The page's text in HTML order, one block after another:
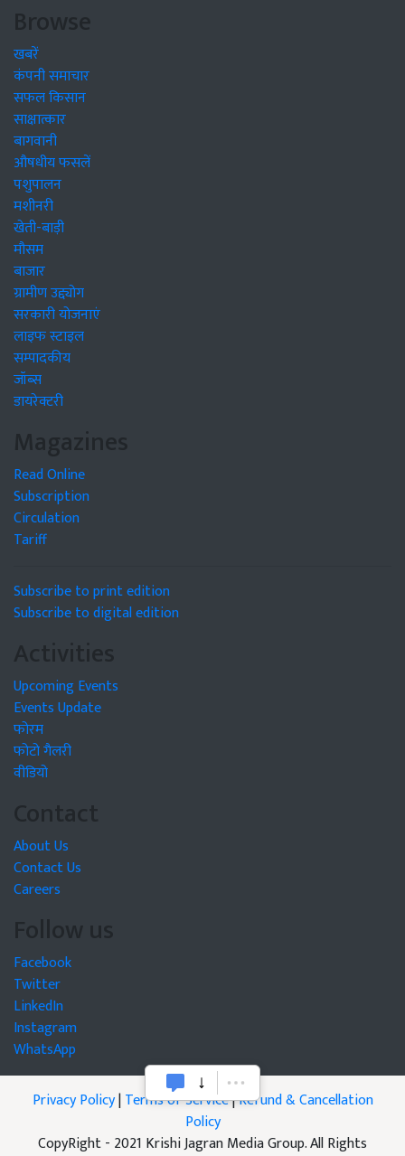
Browse
खबरें
कंपनी समाचार
सफल किसान
साक्षात्कार
बागवानी
औषधीय फसलें
पशुपालन
मशीनरी
खेती-बाड़ी
मौसम
बाजार
ग्रामीण उद्द्योग
सरकारी योजनाएं
लाइफ स्टाइल
सम्पादकीय
जॉब्स
डायरेक्टरी
Magazines
Read Online
Subscription
Circulation
Tariff
Subscribe to print edition
Subscribe to digital edition
Activities
Upcoming Events
Events Update
फोरम
फोटो गैलरी
वीडियो
Contact
About Us
Contact Us
Careers
Follow us
Facebook
Twitter
LinkedIn
Instagram
WhatsApp
Privacy Policy|Terms of Service|Refund & Cancellation
Policy
CopyRight - 2021 Krishi Jagran Media Group. All Rights